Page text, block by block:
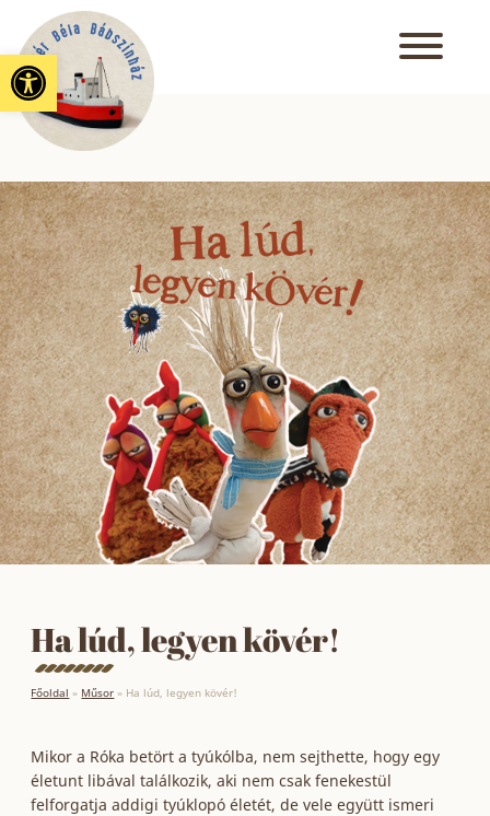
Eszköztár megnyitása
Ha lúd, legyen kövér!
Főoldal » Műsor » Ha lúd, legyen kövér!
Mikor a Róka betört a tyúkólba, nem sejthette, hogy egy
életunt libával találkozik, aki nem csak fenekestül
felforgatja addigi tyúklopó életét, de vele együtt ismeri